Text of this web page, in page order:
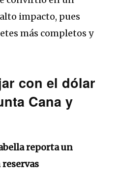
impacto, pues
más completos y
con el dólar
Cana y
reporta un